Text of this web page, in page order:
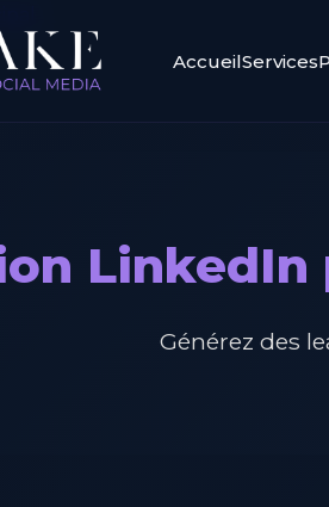
AccueilServices
LinkedIn
Générez des